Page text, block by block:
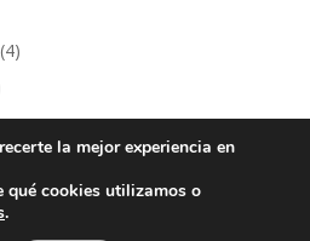
(4)
la mejor experiencia en
qué cookies utilizamos o
.